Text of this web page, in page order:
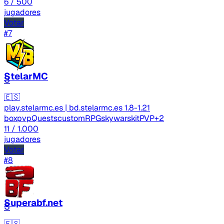
jugadores
Votar
#7
S
StelarMC
🇪🇸
play.stelarmc.es | bd.stelarmc.es1.8-1.21
boxpvpQuestscustomRPGskywarskitPVP+2
11 / 1.000
jugadores
Votar
#8
S
Superabf.net